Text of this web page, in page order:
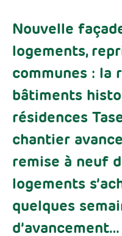
Nouvelle
logements,
communes : la
bâtiments
résidences
chantier
remise à neuf
logements
quelques
d’avancement…